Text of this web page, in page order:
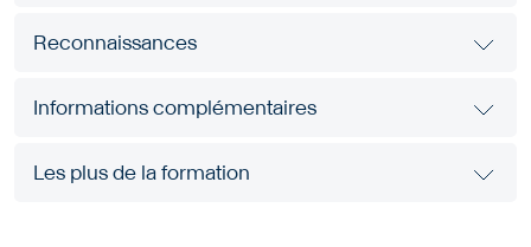
Reconnaissances
Informations complémentaires
Les plus de la formation